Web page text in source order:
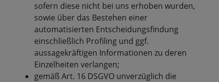
sofern diese nicht bei uns erhoben wurden,
sowie über das Bestehen einer
automatisierten Entscheidungsfindung
einschließlich Profiling und ggf.
aussagekräftigen Informationen zu deren
Einzelheiten verlangen;
gemäß Art. 16 DSGVO unverzüglich die